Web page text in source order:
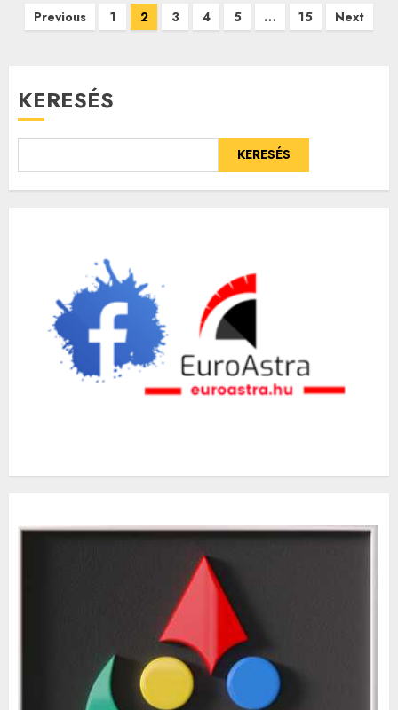
Bejegyzések
Previous 1 2 3 4 5 … 15 Next
KERESÉS
KERESÉS